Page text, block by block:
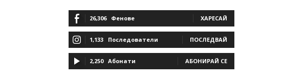
26,306 Фенове ХАРЕСАЙ
1,133 Последователи ПОСЛЕДВАЙ
2,250 Абонати АБОНИРАЙ СЕ